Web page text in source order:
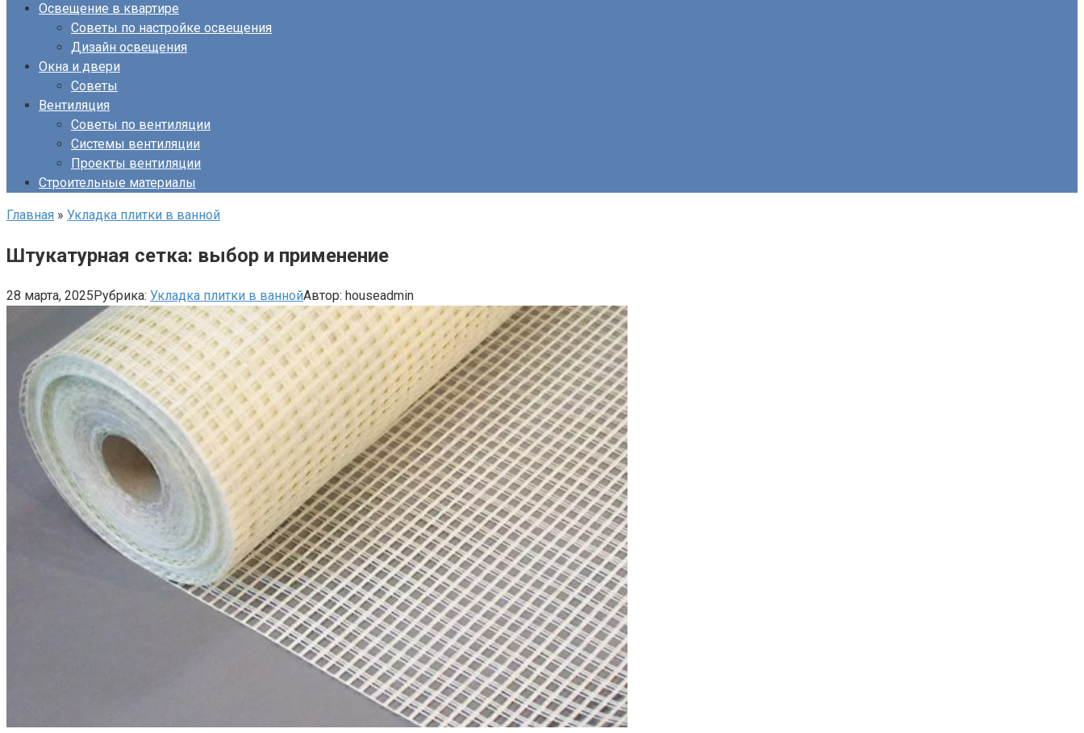
Освещение в квартире
Советы по настройке освещения
Дизайн освещения
Окна и двери
Советы
Вентиляция
Советы по вентиляции
Системы вентиляции
Проекты вентиляции
Строительные материалы
Главная » Укладка плитки в ванной
Штукатурная сетка: выбор и применение
28 марта, 2025Рубрика: Укладка плитки в ваннойАвтор: houseadmin